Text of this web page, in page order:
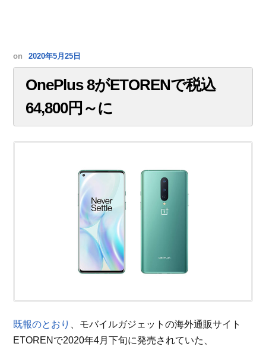
on 2020年5月25日
OnePlus 8がETORENで税込
64,800円～に
既報のとおり
、モバイルガジェットの海外通販サイト
ETORENで2020年4月下旬に発売されていた、